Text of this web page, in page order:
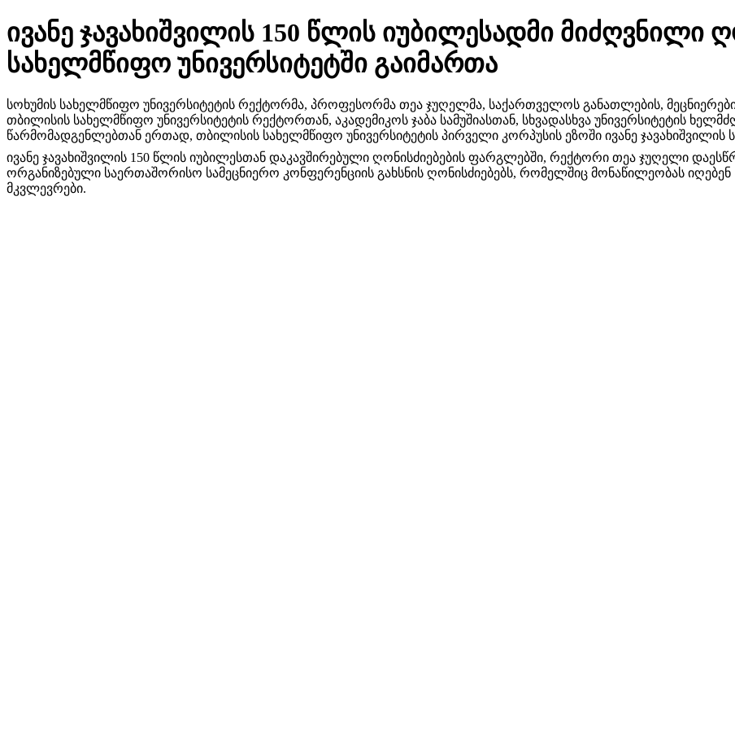
ივანე ჯავახიშვილის 150 წლის იუბილესადმი მიძღვნილი
სახელმწიფო უნივერსიტეტში გაიმართა
სოხუმის სახელმწიფო უნივერსიტეტის რექტორმა, პროფესორმა თეა ჯუღელმა, საქართველოს განათლების,
თბილისის სახელმწიფო უნივერსიტეტის რექტორთან, აკადემიკოს ჯაბა სამუშიასთან, სხვადასხვა უნივერსიტეტის
წარმომადგენლებთან ერთად, თბილისის სახელმწიფო უნივერსიტეტის პირველი კორპუსის ეზოში ივანე ჯავახიშვილის
ივანე ჯავახიშვილის 150 წლის იუბილესთან დაკავშირებული ღონისძიებების ფარგლებში, რექტორი თეა ჯუღელი
ორგანიზებული საერთაშორისო სამეცნიერო კონფერენციის გახსნის ღონისძიებებს, რომელშიც მონაწილეობას იღებენ
მკვლევრები.